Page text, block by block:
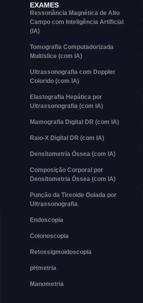
EXAMES
Ressonância Magnética de Alto
Campo com Inteligência Artificial
(IA)
Tomografia Computadorizada
Multislice (com IA)
Ultrassonografia com Doppler
Colorido (com IA)
Elastografia Hepática por
Ultrassonografia (com IA)
Mamografia Digital DR (com IA)
Raio-X Digital DR (com IA)
Densitometria Óssea (com IA)
Composição Corporal por
Densitometria Óssea (com IA)
Punção da Tireoide Guiada por
Ultrassonografia
Endoscopia
Colonoscopia
Retossigmoidoscopia
pHmetria
Manometria